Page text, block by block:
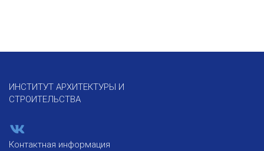
ИНСТИТУТ АРХИТЕКТУРЫ И
СТРОИТЕЛЬСТВА
Контактная информация